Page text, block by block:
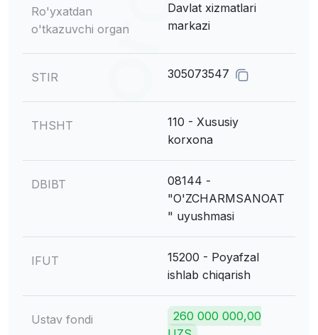
Ro'yxatdan
o'tkazuvchi organ
Davlat xizmatlari
markazi
STIR 305073547
THSHT
110 - Xususiy
korxona
DBIBT
08144 -
"O'ZCHARMSANOAT
" uyushmasi
IFUT
15200 - Poyаfzаl
ishlаb chiqаrish
Ustav fondi
260 000 000,00